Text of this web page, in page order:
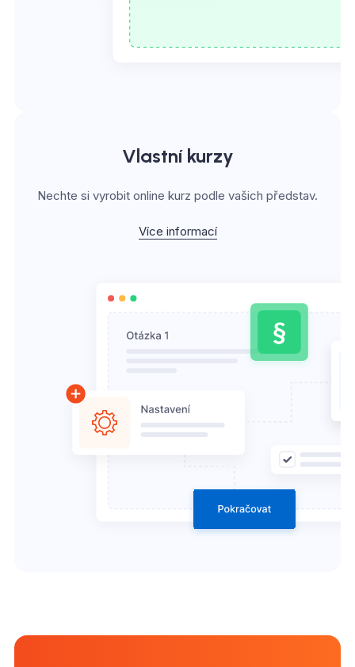
Vlastní kurzy
Nechte si vyrobit online kurz podle vašich představ.
Více informací